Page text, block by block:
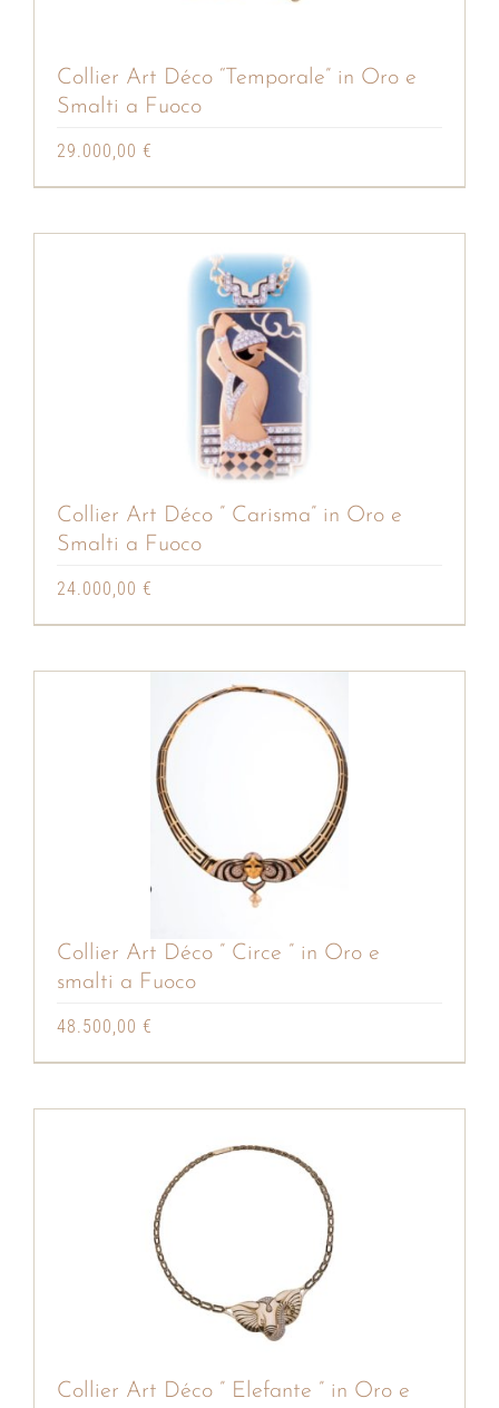
Collier Art Déco “Temporale” in Oro e
Smalti a Fuoco
29.000,00 €
Collier Art Déco ” Carisma” in Oro e
Smalti a Fuoco
24.000,00 €
Collier Art Déco ” Circe ” in Oro e
smalti a Fuoco
48.500,00 €
Collier Art Déco ” Elefante ” in Oro e